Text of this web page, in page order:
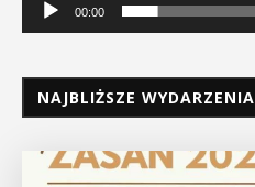
00:00
NAJBLIŻSZE WYDARZENIA